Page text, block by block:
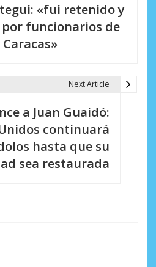
«fui retenido y
funcionarios de
Next Article
a Juan Guaidó:
continuará
hasta que su
sea restaurada